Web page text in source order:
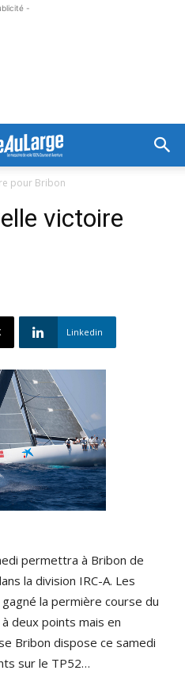
-
pour Bribon
victoire
Linkedin
permettra à Bribon de
la division IRC-A. Les
la permière course du
deux points mais en
Bribon dispose ce samedi
sur le TP52…